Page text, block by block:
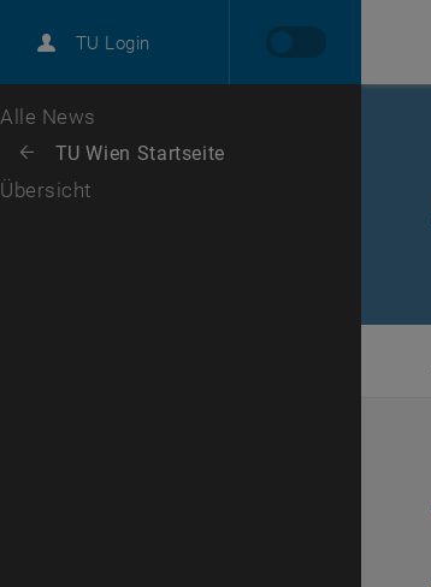
TU Login
Karriere
Zur 1. Menü Ebene
Alle News
Zurück: Subseiten von TU Wien Startseite auflisten
Zurück zur letzten Ebene:
TU Wien Startseite
Übersicht